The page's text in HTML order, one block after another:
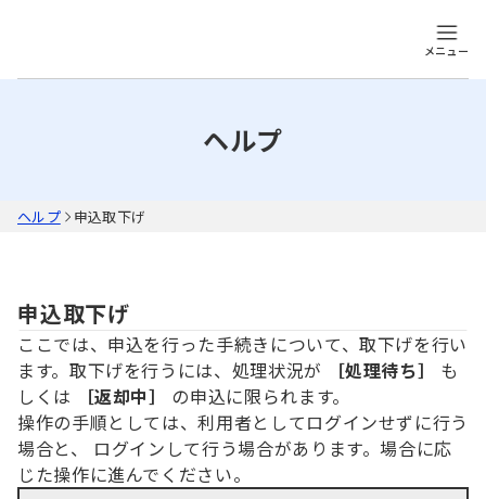
メニュー
ヘルプ
ヘルプ 申込取下げ
申込取下げ
ここでは、申込を行った手続きについて、取下げを行い
ます。取下げを行うには、処理状況が
［処理待ち］
も
しくは
［返却中］
の申込に限られます。
操作の手順としては、利用者としてログインせずに行う
場合と、 ログインして行う場合があります。場合に応
じた操作に進んでください。